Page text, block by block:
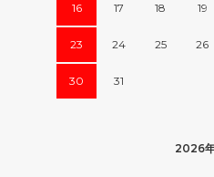
16 17 18 19
23 24 25 26
30 31
2026